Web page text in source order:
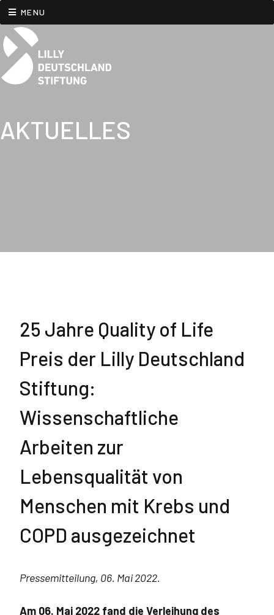
MENU
AKTUELLES
25 Jahre Quality of Life
Preis der Lilly Deutschland
Stiftung:
Wissenschaftliche
Arbeiten zur
Lebensqualität von
Menschen mit Krebs und
COPD ausgezeichnet
Pressemitteilung, 06. Mai 2022.
Am 06. Mai 2022 fand die Verleihung des